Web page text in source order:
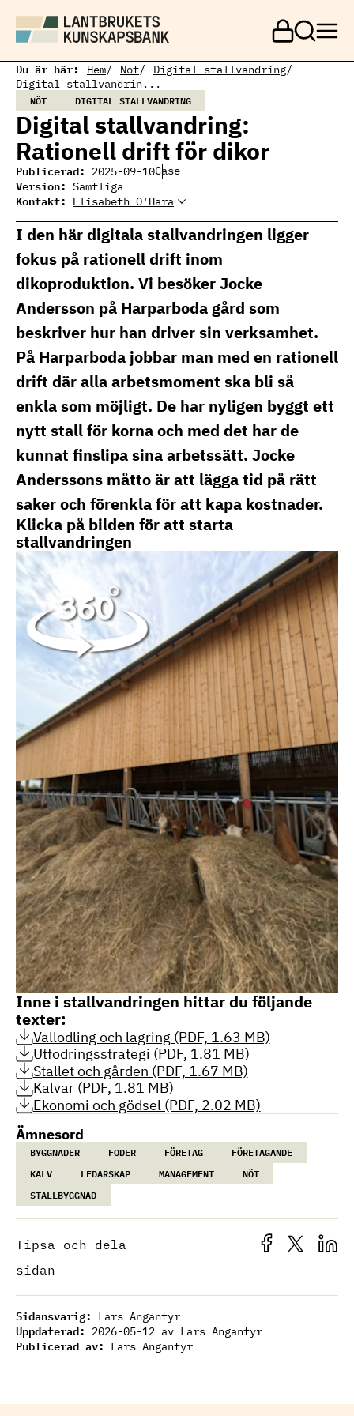
a
Du är här: Hem Nöt
Digital stallvandring
Digital stallvandrin...
NÖT DIGITAL STALLVANDRING
Digital stallvandring:
Rationell drift för dikor
Publicerad: 2025-09-10Case
Version: Samtliga
Kontakt: Elisabeth O'Hara
Elisabeth O'Hara
Ämnesansvarig nöt
elisabeth.ohara@ri.se
010 516 59 46
I den här digitala stallvandringen ligger
fokus på rationell drift inom
dikoproduktion. Vi besöker Jocke
Andersson på Harparboda gård som
beskriver hur han driver sin verksamhet.
På Harparboda jobbar man med en rationell
drift där alla arbetsmoment ska bli så
enkla som möjligt. De har nyligen byggt ett
nytt stall för korna och med det har de
kunnat finslipa sina arbetssätt. Jocke
Anderssons måtto är att lägga tid på rätt
saker och förenkla för att kapa kostnader.
Klicka på bilden för att starta
stallvandringen
Inne i stallvandringen hittar du följande
texter:
Vallodling och lagring (PDF, 1.63 MB)
Utfodringsstrategi (PDF, 1.81 MB)
Stallet och gården (PDF, 1.67 MB)
Kalvar (PDF, 1.81 MB)
Ekonomi och gödsel (PDF, 2.02 MB)
Ämnesord
BYGGNADER FODER FÖRETAG
FÖRETAGANDE
KALV
LEDARSKAP MANAGEMENT
NÖT
STALLBYGGNAD
Tipsa och dela
sidan
Sidansvarig: Lars Angantyr
Uppdaterad: 2026-05-12 av Lars Angantyr
Publicerad av: Lars Angantyr